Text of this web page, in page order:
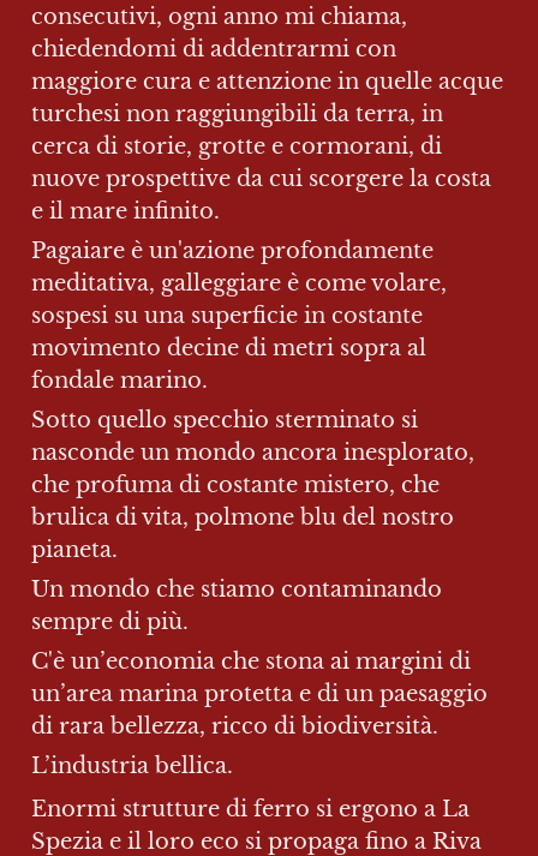
consecutivi, ogni anno mi chiama,
chiedendomi di addentrarmi con
maggiore cura e attenzione in quelle acque
turchesi non raggiungibili da terra, in
cerca di storie, grotte e cormorani, di
nuove prospettive da cui scorgere la costa
e il mare infinito.
Pagaiare è un'azione profondamente
meditativa, galleggiare è come volare,
sospesi su una superficie in costante
movimento decine di metri sopra al
fondale marino.
Sotto quello specchio sterminato si
nasconde un mondo ancora inesplorato,
che profuma di costante mistero, che
brulica di vita, polmone blu del nostro
pianeta.
Un mondo che stiamo contaminando
sempre di più.
C'è un’economia che stona ai margini di
un’area marina protetta e di un paesaggio
di rara bellezza, ricco di biodiversità.
L’industria bellica.
Enormi strutture di ferro si ergono a La
Spezia e il loro eco si propaga fino a Riva